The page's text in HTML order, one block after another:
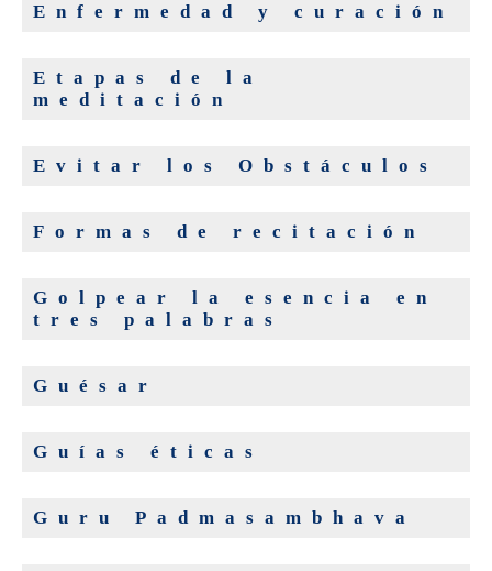
Enfermedad y curación
Etapas de la
meditación
Evitar los Obstáculos
Formas de recitación
Golpear la esencia en
tres palabras
Guésar
Guías éticas
Guru Padmasambhava